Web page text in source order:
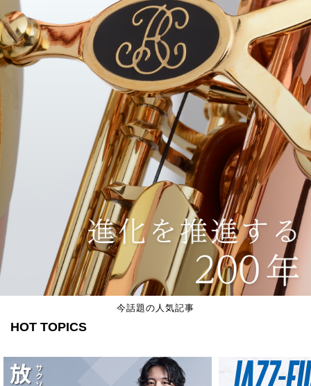
今話題の人気記事
HOT TOPICS